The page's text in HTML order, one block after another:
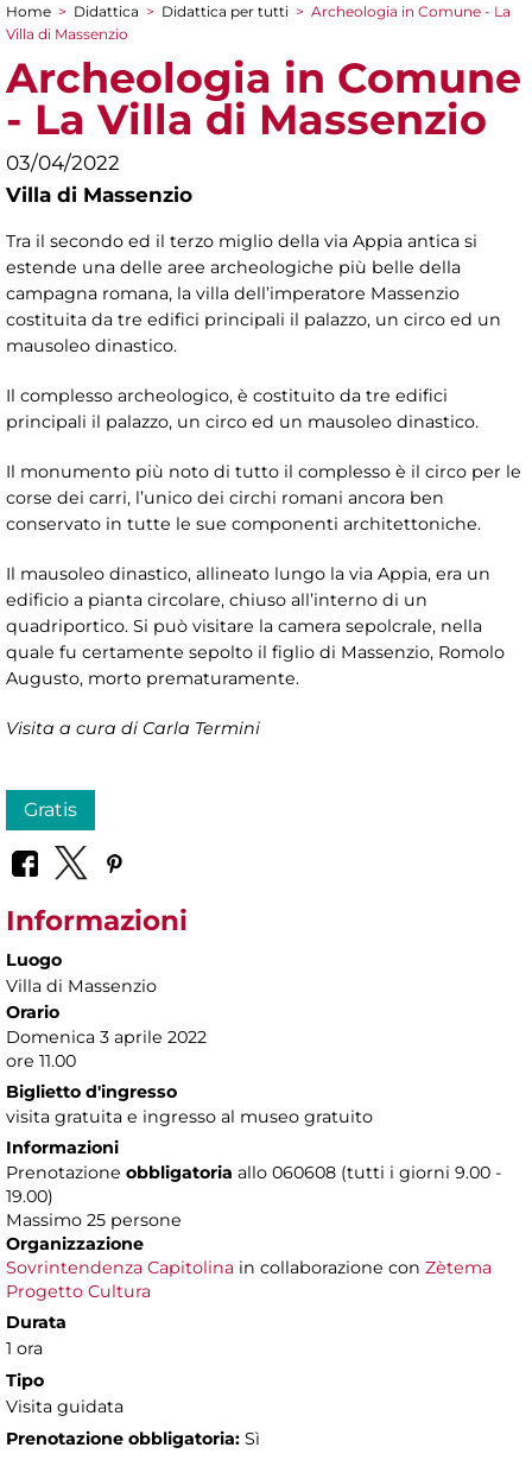
Tu sei qui
Home > Didattica > Didattica per tutti > Archeologia in Comune - La
Villa di Massenzio
Archeologia in Comune
- La Villa di Massenzio
03/04/2022
Villa di Massenzio
Tra il secondo ed il terzo miglio della via Appia antica si
estende una delle aree archeologiche più belle della
campagna romana, la villa dell’imperatore Massenzio
costituita da tre edifici principali il palazzo, un circo ed un
mausoleo dinastico.
Il complesso archeologico, è costituito da tre edifici
principali il palazzo, un circo ed un mausoleo dinastico.
Il monumento più noto di tutto il complesso è il circo per le
corse dei carri, l’unico dei circhi romani ancora ben
conservato in tutte le sue componenti architettoniche.
Il mausoleo dinastico, allineato lungo la via Appia, era un
edificio a pianta circolare, chiuso all’interno di un
quadriportico. Si può visitare la camera sepolcrale, nella
quale fu certamente sepolto il figlio di Massenzio, Romolo
Augusto, morto prematuramente.
Visita a cura di Carla Termini
Gratis
Informazioni
Luogo
Villa di Massenzio
Orario
Domenica 3 aprile 2022
ore 11.00
Biglietto d'ingresso
visita gratuita e ingresso al museo gratuito
Informazioni
Prenotazione obbligatoria allo 060608 (tutti i giorni 9.00 -
19.00)
Massimo 25 persone
Organizzazione
Sovrintendenza Capitolina in collaborazione con Zètema
Progetto Cultura
Durata
1 ora
Tipo
Visita guidata
Prenotazione obbligatoria: Sì